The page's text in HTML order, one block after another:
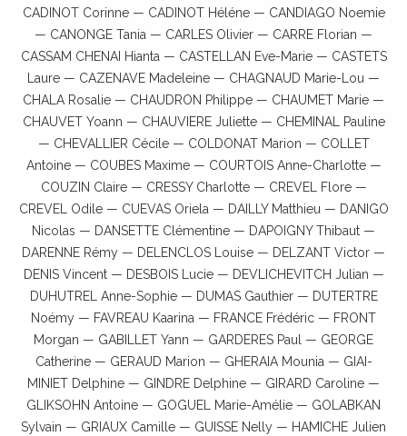
CADINOT Corinne — CADINOT Héléne — CANDIAGO Noemie
— CANONGE Tania — CARLES Olivier — CARRE Florian —
CASSAM CHENAI Hianta — CASTELLAN Eve-Marie — CASTETS
Laure — CAZENAVE Madeleine — CHAGNAUD Marie-Lou —
CHALA Rosalie — CHAUDRON Philippe — CHAUMET Marie —
CHAUVET Yoann — CHAUVIERE Juliette — CHEMINAL Pauline
— CHEVALLIER Cécile — COLDONAT Marion — COLLET
Antoine — COUBES Maxime — COURTOIS Anne-Charlotte —
COUZIN Claire — CRESSY Charlotte — CREVEL Flore —
CREVEL Odile — CUEVAS Oriela — DAILLY Matthieu — DANIGO
Nicolas — DANSETTE Clémentine — DAPOIGNY Thibaut —
DARENNE Rémy — DELENCLOS Louise — DELZANT Victor —
DENIS Vincent — DESBOIS Lucie — DEVLICHEVITCH Julian —
DUHUTREL Anne-Sophie — DUMAS Gauthier — DUTERTRE
Noémy — FAVREAU Kaarina — FRANCE Frédéric — FRONT
Morgan — GABILLET Yann — GARDERES Paul — GEORGE
Catherine — GERAUD Marion — GHERAIA Mounia — GIAI-
MINIET Delphine — GINDRE Delphine — GIRARD Caroline —
GLIKSOHN Antoine — GOGUEL Marie-Amélie — GOLABKAN
Sylvain — GRIAUX Camille — GUISSE Nelly — HAMICHE Julien